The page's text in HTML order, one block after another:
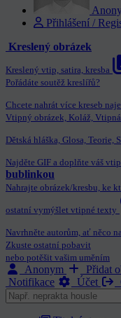
Přihlášení /
Kreslený obrázek
Kreslený vtip, satira, kresba
Pořádáte soutěž kreslířů?
Chcete nahrát více kreseb
Vtipný obrázek, Koláž,
Dětská hláška, Glosa, Teorie,
Najděte GIF a doplňte váš
bublinkou
Nahrajte obrázek/kresbu, ke
ostatní vymýšlet vtipné texty
Navrhněte autorům, ať něco
Zkuste ostatní pobavit
nebo potěšit vašim uměním
Anonym Přidat
Notifikace
Účet